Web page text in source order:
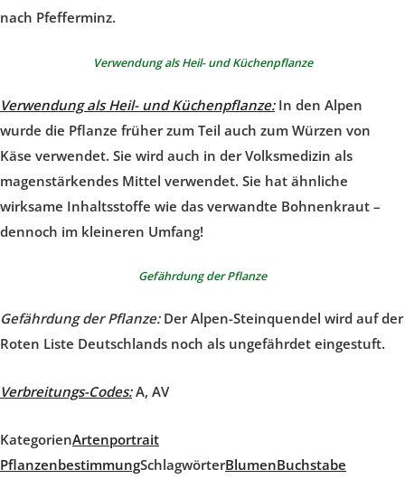
nach Pfefferminz.
Verwendung als Heil- und Küchenpflanze
Verwendung als Heil- und Küchenpflanze:In den Alpen
wurde die Pflanze früher zum Teil auch zum Würzen von
Käse verwendet. Sie wird auch in der Volksmedizin als
magenstärkendes Mittel verwendet. Sie hat ähnliche
wirksame Inhaltsstoffe wie das verwandte Bohnenkraut –
dennoch im kleineren Umfang!
Gefährdung der Pflanze
Gefährdung der Pflanze:Der Alpen-Steinquendel wird auf der
Roten Liste Deutschlands noch als ungefährdet eingestuft.
Verbreitungs-Codes: A, AV
KategorienArtenportrait
PflanzenbestimmungSchlagwörterBlumenBuchstabe